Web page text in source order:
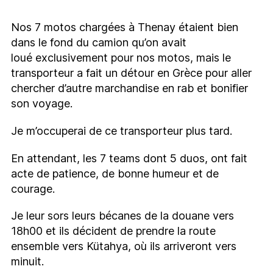
Nos 7 motos chargées à Thenay étaient bien
dans le fond du camion qu’on avait
loué exclusivement pour nos motos, mais le
transporteur a fait un détour en Grèce pour aller
chercher d’autre marchandise en rab et bonifier
son voyage.
Je m’occuperai de ce transporteur plus tard.
En attendant, les 7 teams dont 5 duos, ont fait
acte de patience, de bonne humeur et de
courage.
Je leur sors leurs bécanes de la douane vers
18h00 et ils décident de prendre la route
ensemble vers Kütahya, où ils arriveront vers
minuit.